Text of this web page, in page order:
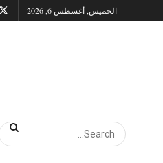
الخميس, أغسطس 6, 2026